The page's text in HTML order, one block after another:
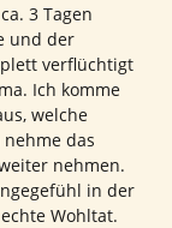
3 Tagen
und der
verflüchtigt
Ich komme
welche
das
nehmen.
in der
Wohltat.